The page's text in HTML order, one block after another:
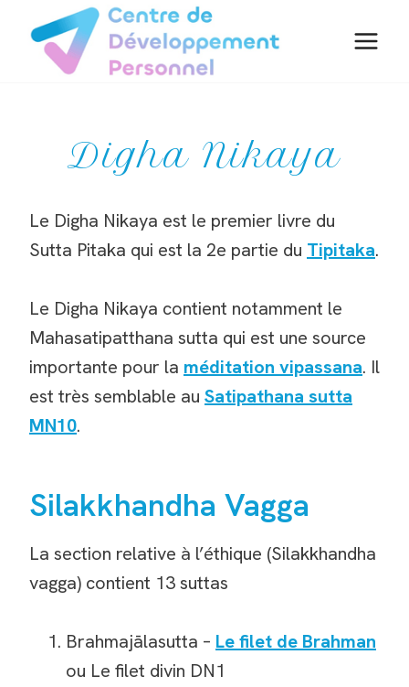
contenu
Digha Nikaya
Le Digha Nikaya est le premier livre du
Sutta Pitaka qui est la 2e partie du Tipitaka.
Le Digha Nikaya contient notamment le
Mahasatipatthana sutta qui est une source
importante pour la méditation vipassana. Il
est très semblable au Satipathana sutta
MN10.
Silakkhandha Vagga
La section relative à l’éthique (Silakkhandha
vagga) contient 13 suttas
Brahmajālasutta – Le filet de Brahman
ou Le filet divin DN1